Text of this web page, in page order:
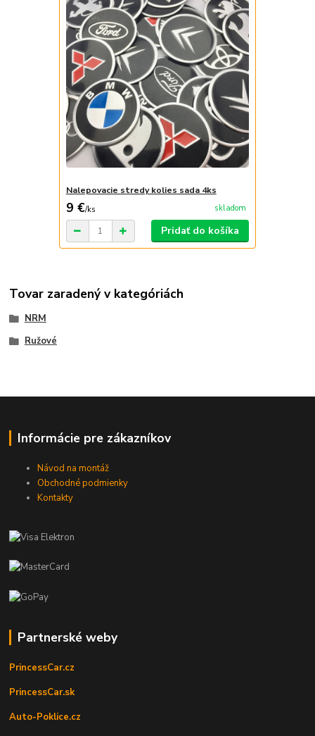
Nalepovacie stredy kolies sada 4ks
9 €/ks skladom
Pridať do košíka
Tovar zaradený v kategóriách
NRM
Ružové
Informácie pre zákazníkov
Návod na montáž
Obchodné podmienky
Kontakty
Partnerské weby
PrincessCar.cz
PrincessCar.sk
Auto-Poklice.cz